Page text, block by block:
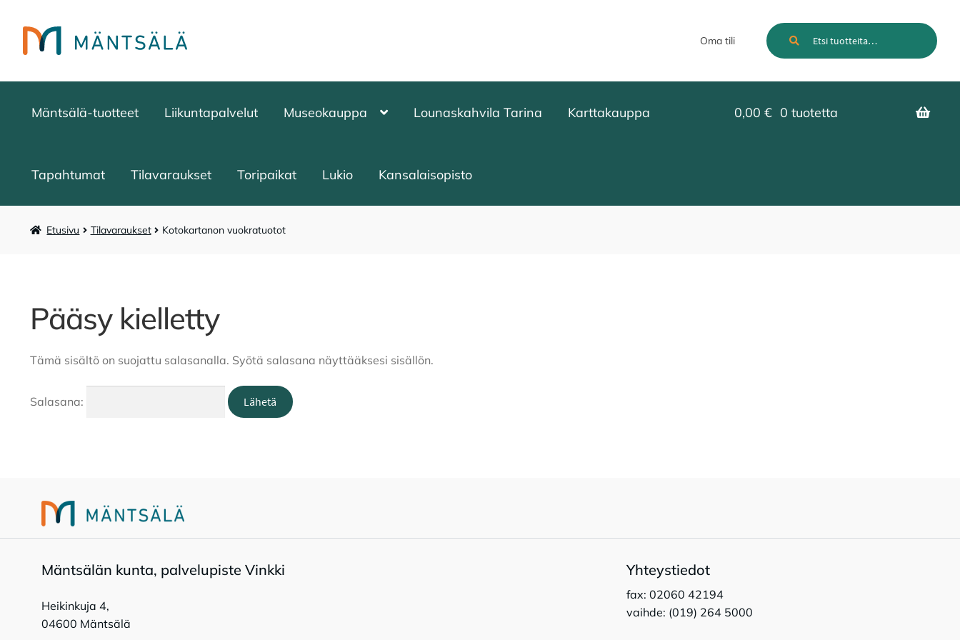
Siirry
Siirry
Oma tili
Etsi:
Haku
Mäntsälä-tuotteet Liikuntapalvelut Museokauppa Lounaskahvila Tarina Karttakauppa
Tapahtumat Tilavaraukset Toripaikat Lukio Kansalaisopisto
0,00€ 0 tuotetta
Etusivu Tilavaraukset Kotokartanon vuokratuotot
Pääsy kielletty
Tämä sisältö on suojattu salasanalla. Syötä salasana näyttääksesi sisällön.
Salasana:
Mänt­sä­län kun­ta, pal­ve­lu­pis­te Vink­ki
Heikinkuja 4,
04600 Mäntsälä
Yhteystiedot
fax: 02060 42194
vaihde: (019) 264 5000